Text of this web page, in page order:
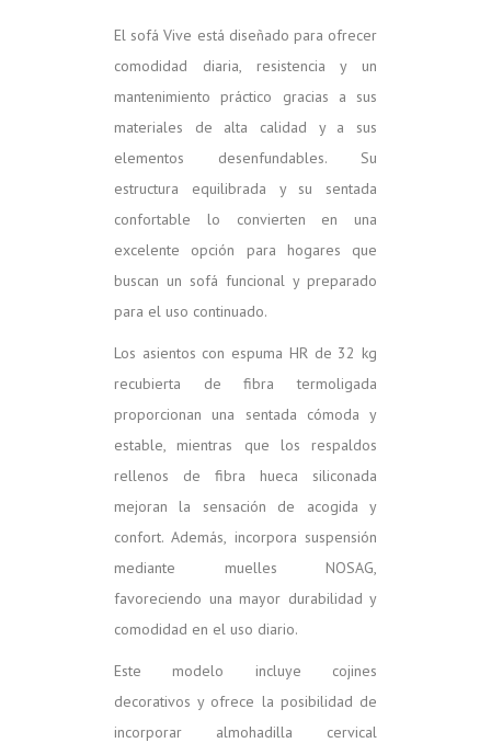
El sofá Vive está diseñado para ofrecer
comodidad diaria, resistencia y un
mantenimiento práctico gracias a sus
materiales de alta calidad y a sus
elementos desenfundables. Su
estructura equilibrada y su sentada
confortable lo convierten en una
excelente opción para hogares que
buscan un sofá funcional y preparado
para el uso continuado.
Los asientos con espuma HR de 32 kg
recubierta de fibra termoligada
proporcionan una sentada cómoda y
estable, mientras que los respaldos
rellenos de fibra hueca siliconada
mejoran la sensación de acogida y
confort. Además, incorpora suspensión
mediante muelles NOSAG,
favoreciendo una mayor durabilidad y
comodidad en el uso diario.
Este modelo incluye cojines
decorativos y ofrece la posibilidad de
incorporar almohadilla cervical